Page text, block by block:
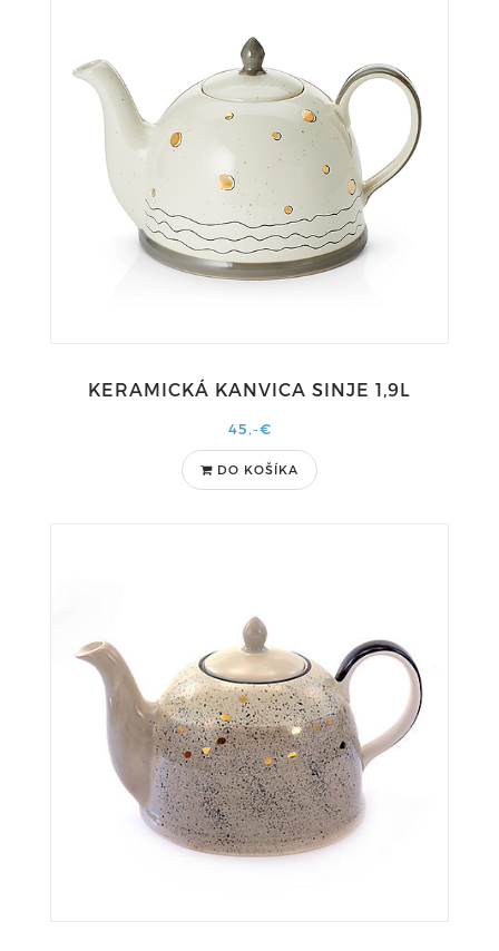
KERAMICKÁ KANVICA SINJE 1,9L
45,-€
DO KOŠÍKA